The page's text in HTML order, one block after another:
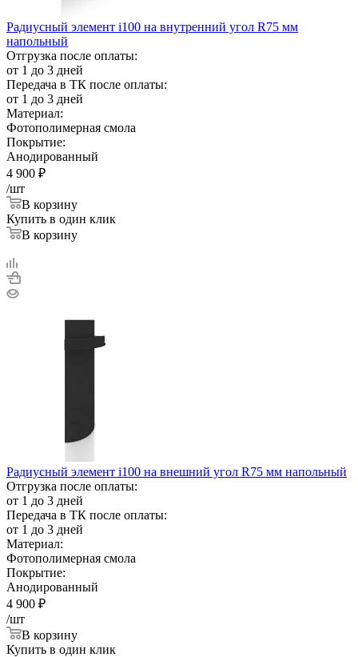
Радиусный элемент i100 на внутренний угол R75 мм
напольный
Отгрузка после оплаты:
от 1 до 3 дней
Передача в ТК после оплаты:
от 1 до 3 дней
Материал:
Фотополимерная смола
Покрытие:
Анодированный
4 900 ₽
/шт
В корзину
Купить в один клик
В корзину
Радиусный элемент i100 на внешний угол R75 мм напольный
Отгрузка после оплаты:
от 1 до 3 дней
Передача в ТК после оплаты:
от 1 до 3 дней
Материал:
Фотополимерная смола
Покрытие:
Анодированный
4 900 ₽
/шт
В корзину
Купить в один клик